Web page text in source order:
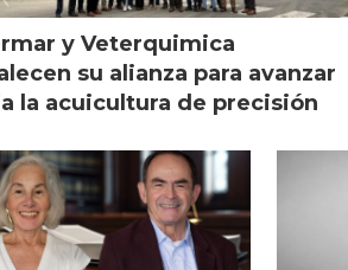
y Veterquimica
su alianza para avanzar
la acuicultura de precisión